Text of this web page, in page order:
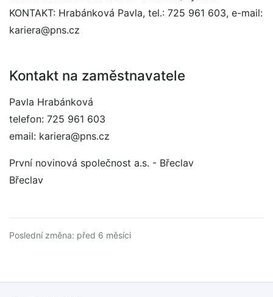
KONTAKT: Hrabánková Pavla, tel.: 725 961 603, e-mail:
kariera@pns.cz
Kontakt na zaměstnavatele
Pavla Hrabánková
telefon: 725 961 603
email: kariera@pns.cz
První novinová společnost a.s. - Břeclav
Břeclav
Poslední změna: před 6 měsíci